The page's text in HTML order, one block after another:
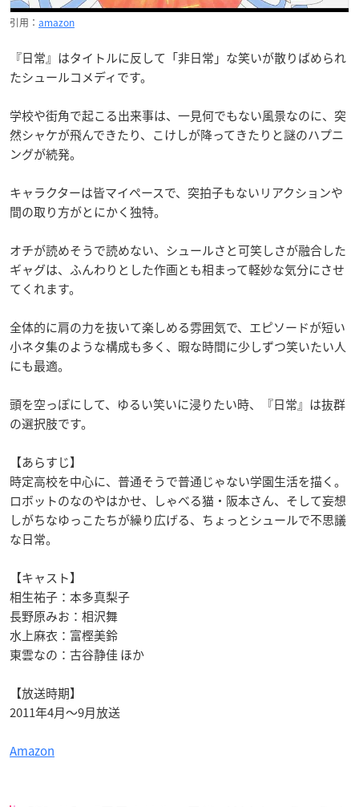
引用： amazon
『日常』はタイトルに反して「非日常」な笑いが散りばめられ
たシュールコメディです。
学校や街角で起こる出来事は、一見何でもない風景なのに、突
然シャケが飛んできたり、こけしが降ってきたりと謎のハプニ
ングが続発。
キャラクターは皆マイペースで、突拍子もないリアクションや
間の取り方がとにかく独特。
オチが読めそうで読めない、シュールさと可笑しさが融合した
ギャグは、ふんわりとした作画とも相まって軽妙な気分にさせ
てくれます。
全体的に肩の力を抜いて楽しめる雰囲気で、エピソードが短い
小ネタ集のような構成も多く、暇な時間に少しずつ笑いたい人
にも最適。
頭を空っぽにして、ゆるい笑いに浸りたい時、『日常』は抜群
の選択肢です。
【あらすじ】
時定高校を中心に、普通そうで普通じゃない学園生活を描く。
ロボットのなのやはかせ、しゃべる猫・阪本さん、そして妄想
しがちなゆっこたちが繰り広げる、ちょっとシュールで不思議
な日常。
【キャスト】
相生祐子：本多真梨子
長野原みお：相沢舞
水上麻衣：富樫美鈴
東雲なの：古谷静佳 ほか
【放送時期】
2011年4月～9月放送
Amazon